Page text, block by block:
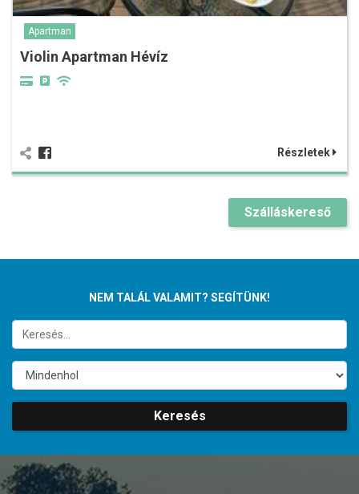
Apartman
Violin Apartman Hévíz
Részletek
Szálláskereső
NEM TALÁL VALAMIT? SEGÍTÜNK!
Keresés